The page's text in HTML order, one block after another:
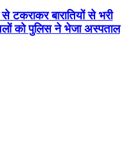
टकराकर बारातियों से भरी
को पुलिस ने भेजा अस्पताल